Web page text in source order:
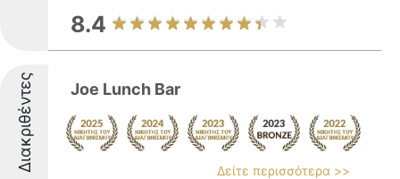
8.4
Διακριθέντες Joe Lunch Bar
Δείτε περισσότερα >>